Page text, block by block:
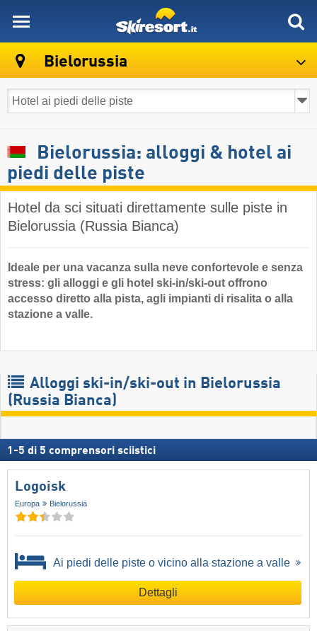
Bielorussia
Bielorussia: alloggi & hotel ai
piedi delle piste
Hotel da sci situati direttamente sulle piste in
Bielorussia (Russia Bianca)
Ideale per una vacanza sulla neve confortevole e senza
stress: gli alloggi e gli hotel ski-in/ski-out offrono
accesso diretto alla pista, agli impianti di risalita o alla
stazione a valle.
Alloggi ski-in/ski-out in Bielorussia
(Russia Bianca)
1 -5 di 5 comprensori sciistici
Logoisk
Europa Bielorussia
Ai piedi delle piste o vicino alla stazione a valle
Dettagli